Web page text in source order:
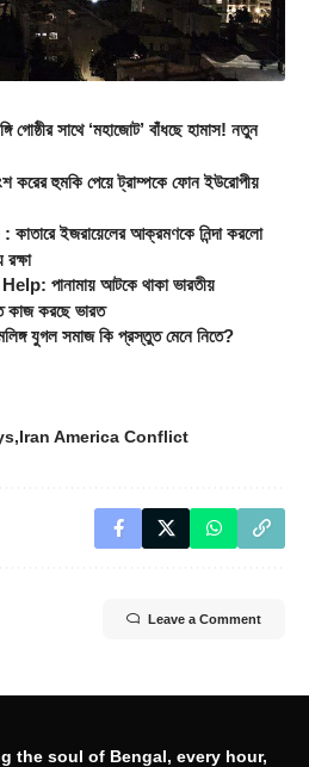
সাথে ‘মহাজোট’ বাঁধছে হামাস! নতুন
হুমকি পেয়ে ট্রাম্পকে ফোন ইউরোপীয়
ইজরায়েলের আক্রমণকে নিন্দা করলো
পানামায় আটকে থাকা ভারতীয়
কাজ করছে ভারত
যুগল সমাজ কি প্রস্তুত মেনে নিতে?
Iran America Conflict
Leave a Comment
the soul of Bengal, every hour,